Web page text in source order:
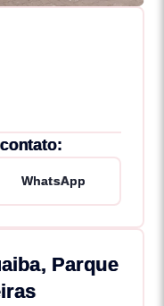
WhatsApp
Parque